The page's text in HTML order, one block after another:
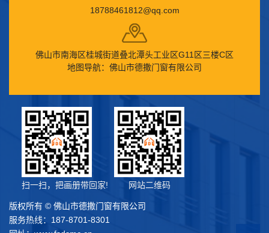
18788461812@qq.com
佛山市南海区桂城街道叠北潭头工业区G11区三楼C区
地图导航：佛山市德撒门窗有限公司
扫一扫，把画册带回家! 网站二维码
版权所有 © 佛山市德撒门窗有限公司
服务热线：187-8701-8301